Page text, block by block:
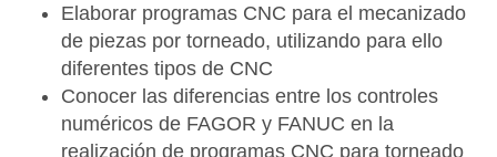
Elaborar programas CNC para el mecanizado
de piezas por torneado, utilizando para ello
diferentes tipos de CNC
Conocer las diferencias entre los controles
numéricos de FAGOR y FANUC en la
realización de programas CNC para torneado